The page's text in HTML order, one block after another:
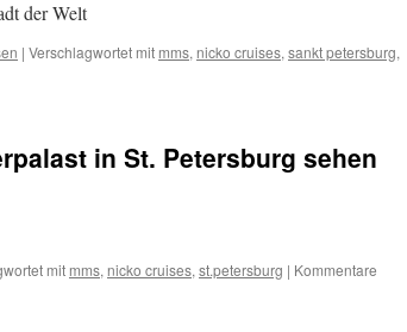
der Welt
| Verschlagwortet mit mms, nicko cruises, sankt petersburg,
in St. Petersburg sehen
mit mms, nicko cruises, st.petersburg | Kommentare